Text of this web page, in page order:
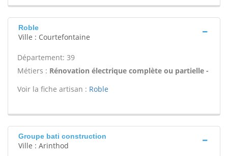
Roble
Ville : Courtefontaine
Département: 39
Métiers : Rénovation électrique complète ou partielle -
Voir la fiche artisan : Roble
Groupe bati construction
Ville : Arinthod